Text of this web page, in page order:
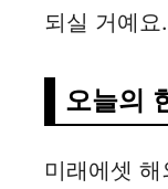
되실 거예요.
오늘의
미래에셋